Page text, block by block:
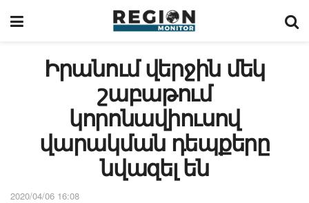
Իրանում վերջին մեկ
շաբաթում
կորոնավիուսով
վարակման դեպքերը
նվազել են
2020/04/06 16:08